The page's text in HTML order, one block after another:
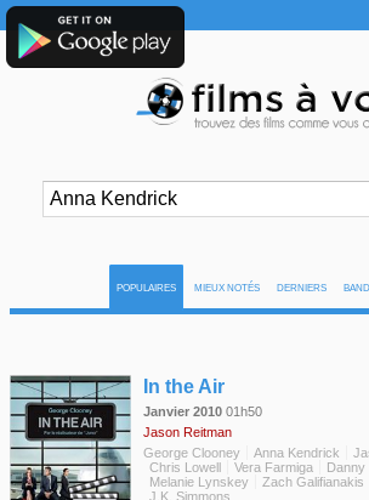
POPULAIRES MIEUX NOTÉS DERNIERS
In the Air
Janvier 2010 01h50
Jason Reitman
George Clooney
Anna Kendrick
Chris Lowell
Vera Farmiga
Danny
Melanie Lynskey
Zach Galifianakis
J.K. Simmons